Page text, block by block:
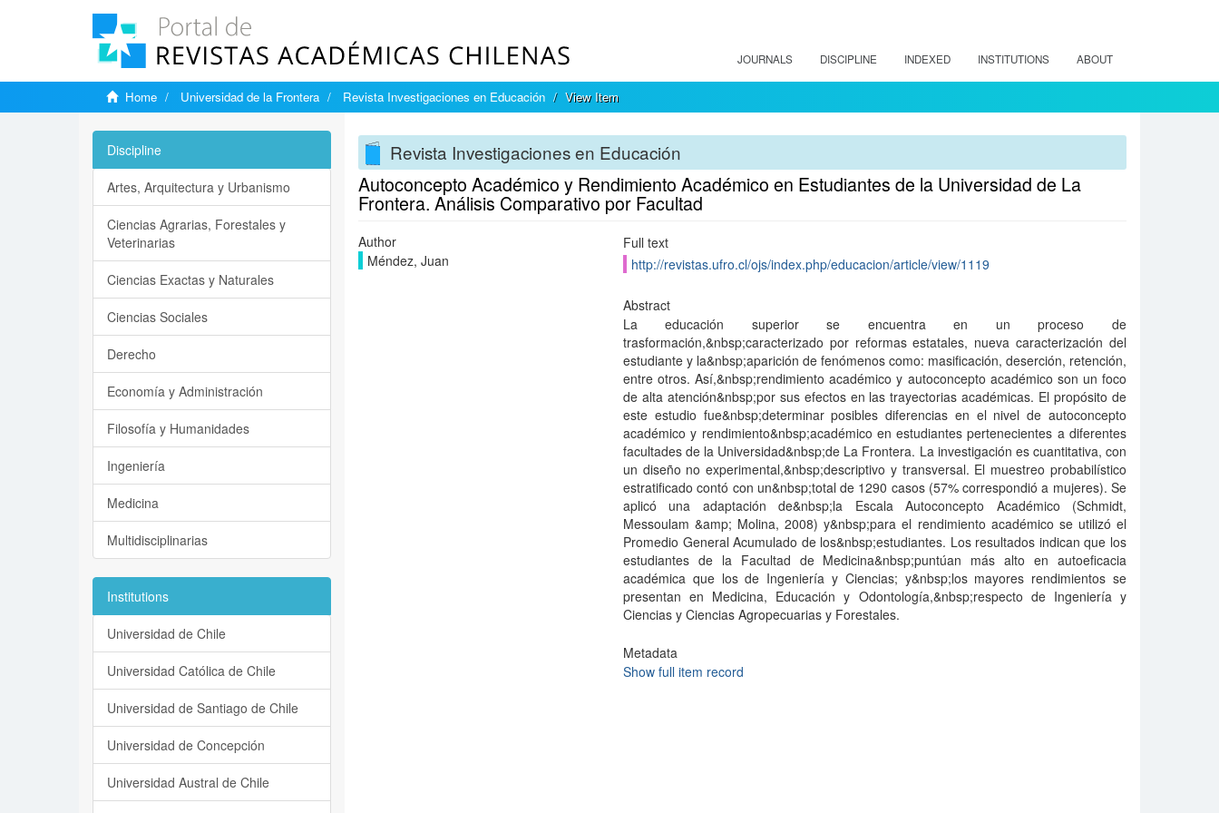
JOURNALS DISCIPLINE INDEXED INSTITUTIONS ABOUT
Home Universidad de la Frontera Revista Investigaciones en Educación View Item
Revista Investigaciones en Educación
Autoconcepto Académico y Rendimiento Académico en Estudiantes de la Universidad de La
Frontera. Análisis Comparativo por Facultad
Author
Méndez, Juan
Full text
http://revistas.ufro.cl/ojs/index.php/educacion/article/view/1119
Abstract
La educación superior se encuentra en un proceso de
trasformación,&nbsp;caracterizado por reformas estatales, nueva caracterización del
estudiante y la&nbsp;aparición de fenómenos como: masificación, deserción, retención,
entre otros. Así,&nbsp;rendimiento académico y autoconcepto académico son un foco
de alta atención&nbsp;por sus efectos en las trayectorias académicas. El propósito de
este estudio fue&nbsp;determinar posibles diferencias en el nivel de autoconcepto
académico y rendimiento&nbsp;académico en estudiantes pertenecientes a diferentes
facultades de la Universidad&nbsp;de La Frontera. La investigación es cuantitativa, con
un diseño no experimental,&nbsp;descriptivo y transversal. El muestreo probabilístico
estratificado contó con un&nbsp;total de 1290 casos (57% correspondió a mujeres). Se
aplicó una adaptación de&nbsp;la Escala Autoconcepto Académico (Schmidt,
Messoulam &amp; Molina, 2008) y&nbsp;para el rendimiento académico se utilizó el
Promedio General Acumulado de los&nbsp;estudiantes. Los resultados indican que los
estudiantes de la Facultad de Medicina&nbsp;puntúan más alto en autoeficacia
académica que los de Ingeniería y Ciencias; y&nbsp;los mayores rendimientos se
presentan en Medicina, Educación y Odontología,&nbsp;respecto de Ingeniería y
Ciencias y Ciencias Agropecuarias y Forestales.
Metadata
Show full item record
Discipline
Artes, Arquitectura y Urbanismo
Ciencias Agrarias, Forestales y
Veterinarias
Ciencias Exactas y Naturales
Ciencias Sociales
Derecho
Economía y Administración
Filosofía y Humanidades
Ingeniería
Medicina
Multidisciplinarias
Institutions
Universidad de Chile
Universidad Católica de Chile
Universidad de Santiago de Chile
Universidad de Concepción
Universidad Austral de Chile